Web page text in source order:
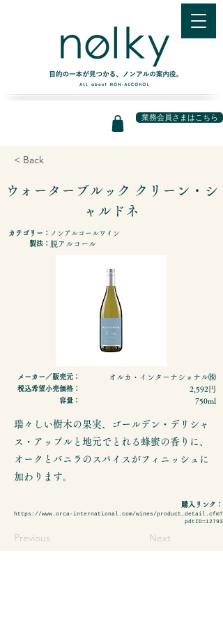
業務会員さまはこちら
< Back
ウォーターブルック クリーン・シ
ャルドネ
カテゴリー： ノンアルコールワイン
製法： 脱アルコール
オルカ・インターナショナル㈱
メーカー／販売元：
2,592円
税込希望小売価格：
750ml
容量：
瑞々しい樹木の果実、ゴールデン・デリシャ
ス・アップルと地元でとれる蜂蜜の香りに、
オークとバニラのスパイスがフィニッシュに
加わります。
購入リンク：
https://www.orca-international.com/wines/product_detail.cfm?
pdtID=12793
Previous Next